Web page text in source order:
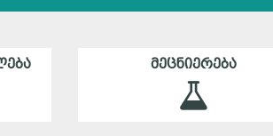
ᲛᲔᲪᲜᲘᲔᲠᲔᲑᲐ